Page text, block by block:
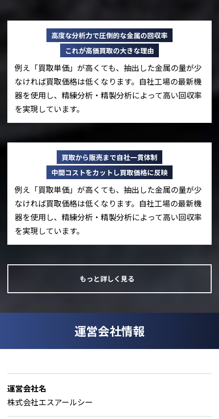
高度な分析力で圧倒的な金属の回収率
これが高価買取の大きな理由
例え「買取単価」が高くても、抽出した金属の量が少
なければ買取価格は低くなります。自社工場の最新機
器を使用し、精練分析・精製分析によって高い回収率
を実現しています。
買取から販売まで自社一貫体制
中間コストをカットし買取価格に反映
例え「買取単価」が高くても、抽出した金属の量が少
なければ買取価格は低くなります。自社工場の最新機
器を使用し、精練分析・精製分析によって高い回収率
を実現しています。
もっと詳しく見る
運営会社情報
運営会社名
株式会社エスアールシー